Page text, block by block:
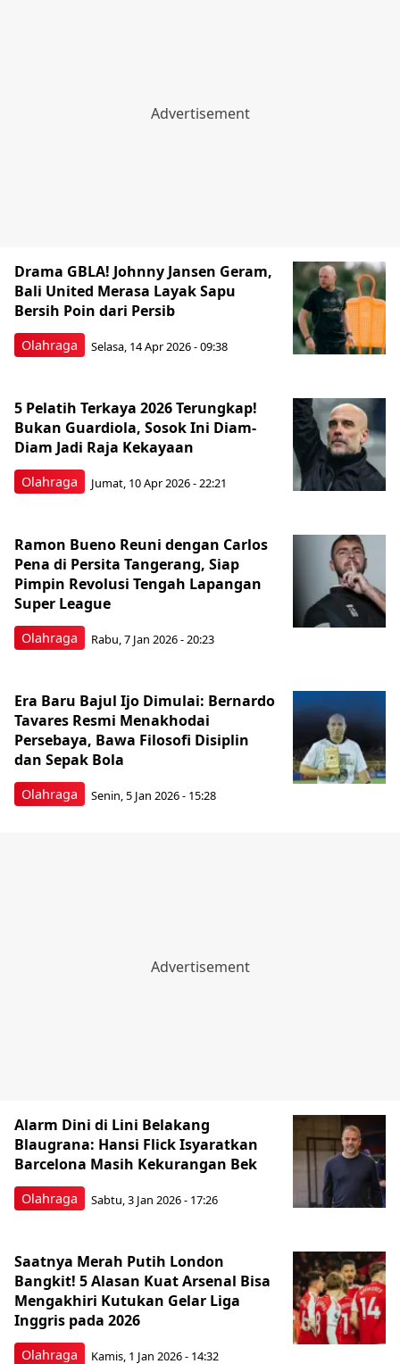
Olahraga
Drama GBLA! Johnny Jansen Geram,
Bali United Merasa Layak Sapu
Bersih Poin dari Persib
Selasa, 14 Apr 2026 - 09:38
Olahraga
5 Pelatih Terkaya 2026 Terungkap!
Bukan Guardiola, Sosok Ini Diam-
Diam Jadi Raja Kekayaan
Jumat, 10 Apr 2026 - 22:21
Olahraga
Ramon Bueno Reuni dengan Carlos
Pena di Persita Tangerang, Siap
Pimpin Revolusi Tengah Lapangan
Super League
Rabu, 7 Jan 2026 - 20:23
Olahraga
Era Baru Bajul Ijo Dimulai: Bernardo
Tavares Resmi Menakhodai
Persebaya, Bawa Filosofi Disiplin
dan Sepak Bola
Senin, 5 Jan 2026 - 15:28
Olahraga
Alarm Dini di Lini Belakang
Blaugrana: Hansi Flick Isyaratkan
Barcelona Masih Kekurangan Bek
Sabtu, 3 Jan 2026 - 17:26
Olahraga
Saatnya Merah Putih London
Bangkit! 5 Alasan Kuat Arsenal Bisa
Mengakhiri Kutukan Gelar Liga
Inggris pada 2026
Kamis, 1 Jan 2026 - 14:32